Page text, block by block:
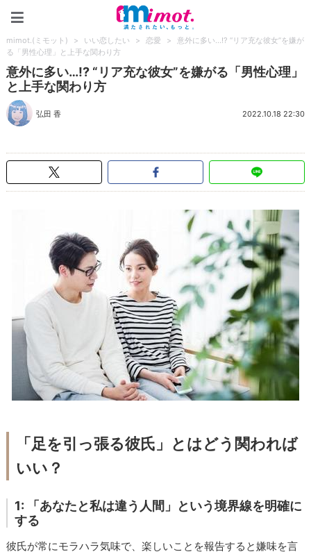
mimot.(ミモット) > いい恋したい > 恋愛 >
意外に多い…!? “リア充な彼女”を嫌が
る「男性心理」と上手な関わり方
意外に多い…!? “リア充な彼女”を嫌がる「男性心理」
と上手な関わり方
弘田 香 2022.10.18 22:30
「足を引っ張る彼氏」とはどう関われば
いい？
1: 「あなたと私は違う人間」という境界線を明確に
する
彼氏が常にモラハラ気味で、楽しいことを報告すると嫌味を言